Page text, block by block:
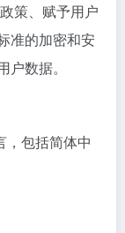
策、赋予用户
准的加密和安
数据。
，包括简体中